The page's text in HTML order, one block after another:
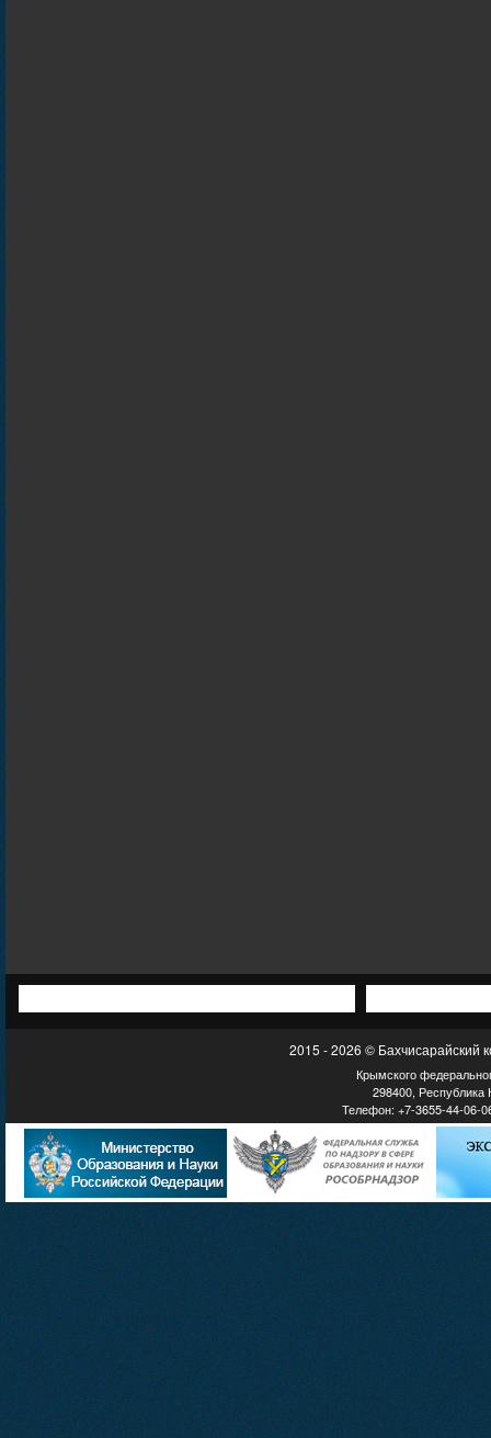
2015 - 2026 © Бахчисарайский
Крымского
298400, Республика
Телефон: +7-3655-44-06-